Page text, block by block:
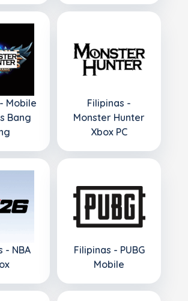
Mobile
Bang
Filipinas -
Monster Hunter
Xbox PC
- NBA
Filipinas - PUBG
Mobile